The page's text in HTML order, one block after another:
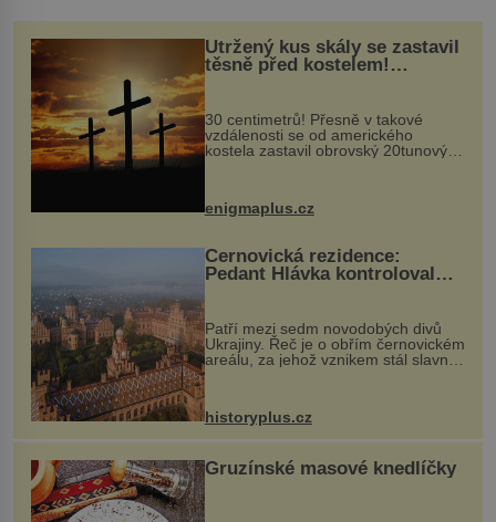
Utržený kus skály se zastavil
těsně před kostelem!
Ochránila ho boží síla?
30 centimetrů! Přesně v takové
vzdálenosti se od amerického
kostela zastavil obrovský 20tunový
...
enigmaplus.cz
Černovická rezidence:
Pedant Hlávka kontroloval
Patří mezi sedm novodobých divů
Ukrajiny. Řeč je o obřím černovickém
areálu, za jehož vznikem stál slavný
český architekt Josef Hlávka. Ten si
na něm dal mimořádně záležet. Jeho
historyplus.cz
Gruzínské masové knedlíčky